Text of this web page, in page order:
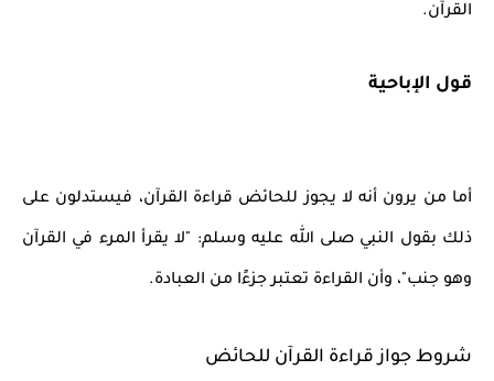
القرآن.
قول الإباحية
أما من يرون أنه لا يجوز للحائض قراءة القرآن، فيستدلون على
ذلك بقول النبي صلى الله عليه وسلم: "لا يقرأ المرء في القرآن
وهو جنب"، وأن القراءة تعتبر جزءًا من العبادة.
شروط جواز قراءة القرآن للحائض